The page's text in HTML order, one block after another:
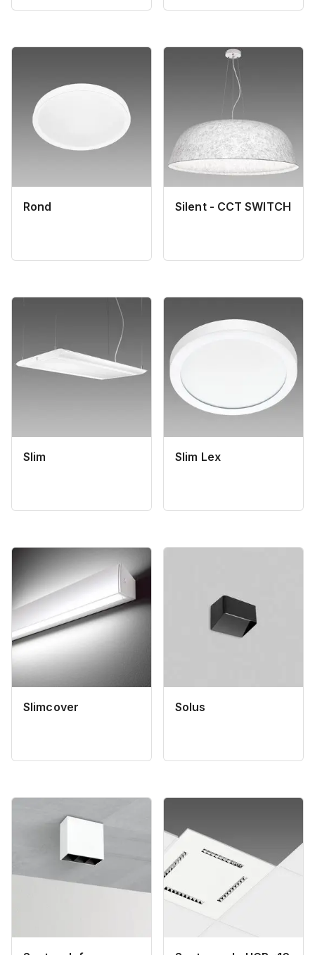
Rond Silent - CCT SWITCH
Slim Slim Lex
Slimcover Solus